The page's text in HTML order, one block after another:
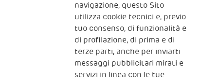
Fondazione
The Human Safety Net
CONTATTACI
navigazione, questo Sito
utilizza cookie tecnici e, previo
tuo consenso, di funzionalità e
di profilazione, di prima e di
terze parti, anche per inviarti
messaggi pubblicitari mirati e
servizi in linea con le tue